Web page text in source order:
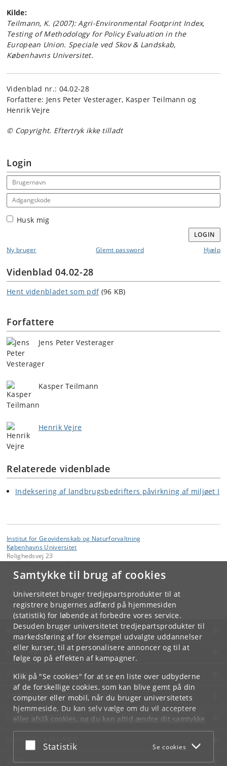
Samtykke til brug af cookies
Universitetet bruger tredjepartsprodukter til at
registrere brugernes adfærd på hjemmesiden
(statistik) for løbende at forbedre vores service.
Desuden bruger universitetet tredjepartsprodukter til
markedsføring af for eksempel udvalgte uddannelser
eller kurser, til at personalisere annoncer og til at
følge op på effekten af kampagner.
Klik på "Se cookies" for at se en liste over udbyderne
af de forskellige cookies, som kan blive gemt på din
computer eller mobil, når du bruger universitetets
hjemmeside. Du kan selv vælge om du vil acceptere
eller afslå cookies, og du kan altid ændre dit samtykke
underCookie- og privatlivspolitiksom du finder i
bunden af hver side.
Acceptér eller afslå
Statistik Se cookies
Kilde:
Teilmann, K. (2007): Agri-Environmental Footprint Index,
Testing of Methodology for Policy Evaluation in the
European Union. Speciale ved Skov & Landskab,
Københavns Universitet.
Videnblad nr.: 04.02-28
Forfattere: Jens Peter Vesterager, Kasper Teilmann og
Henrik Vejre
© Copyright. Eftertryk ikke tilladt
Login
Email address
Adgangskode
Husk mig
LOGIN
Ny bruger
Glemt password Hjælp
Videnblad 04.02-28
Hent videnbladet som pdf (96 KB)
Forfattere
Jens Peter Vesterager
Kasper Teilmann
Henrik Vejre
Relaterede videnblade
Indeksering af landbrugsbedrifters påvirkning af miljøet I
Institut for Geovidenskab og Naturforvaltning
Københavns Universitet
Rolighedsvej 23
Videntjenesten
KØBENHAVNS UNIVERSITET
KONTAKT
SERVICES
FOR STUDERENDE OG ANSATTE
JOB OG KARRIERE
NØDSITUATIONER
WEB